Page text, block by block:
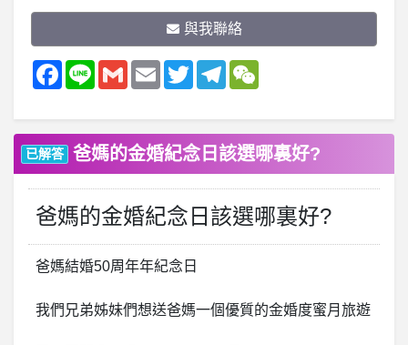
與我聯絡
Facebook
Line GmailEmail TwitterTelegramWeChat
已解答 爸媽的金婚紀念日該選哪裏好?
爸媽的金婚紀念日該選哪裏好?
爸媽結婚50周年年紀念日
我們兄弟姊妹們想送爸媽一個優質的金婚度蜜月旅遊